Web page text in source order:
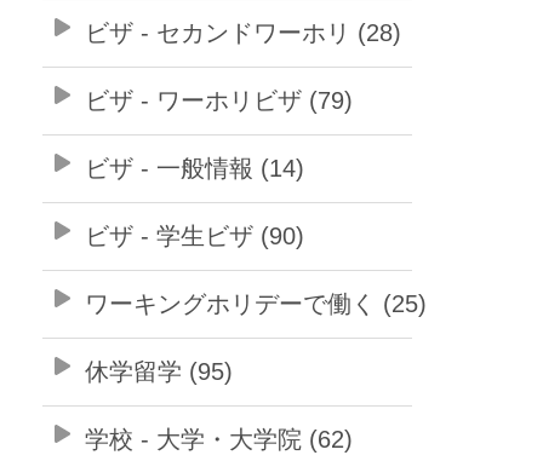
ビザ - セカンドワーホリ (28)
ビザ - ワーホリビザ (79)
ビザ - 一般情報 (14)
ビザ - 学生ビザ (90)
ワーキングホリデーで働く (25)
休学留学 (95)
学校 - 大学・大学院 (62)